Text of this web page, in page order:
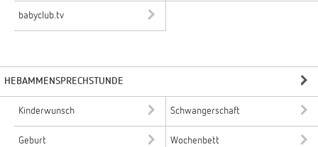
babyclub.tv
HEBAMMENSPRECHSTUNDE
Kinderwunsch Schwangerschaft
Geburt Wochenbett